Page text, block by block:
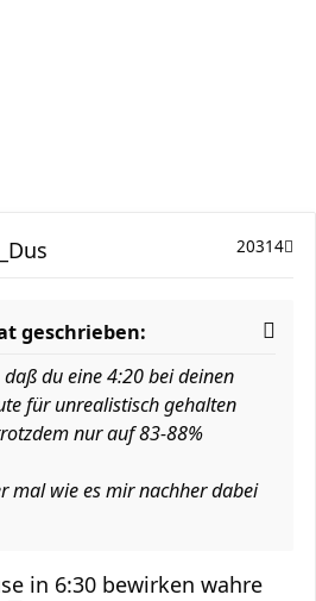
20314
geschrieben:
du eine 4:20 bei deinen
für unrealistisch gehalten
nur auf 83-88%
mal wie es mir nachher dabei
in 6:30 bewirken wahre